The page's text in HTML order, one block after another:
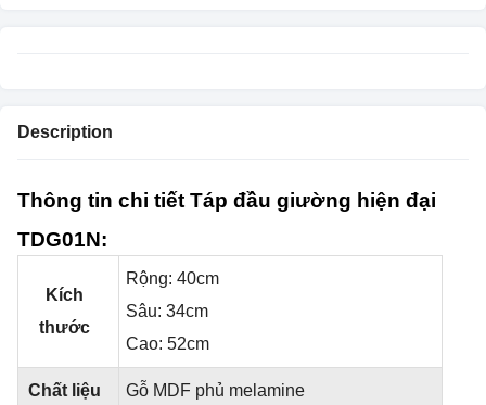
Description
Thông tin chi tiết Táp đầu giường hiện đại
TDG01N:
Kích
thước
Rộng: 40cm
Sâu: 34cm
Cao: 52cm
Chất liệu Gỗ MDF phủ melamine